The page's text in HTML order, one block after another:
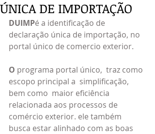
ÚNICA DE IMPORTAÇÃO
DUIMPé a identificação de
declaração única de importação, no
portal único de comercio exterior.
O programa portal único,  traz como
escopo principal a  simplificação,
bem como  maior eficiência
relacionada aos processos de
comércio exterior. ele também
busca estar alinhado com as boas